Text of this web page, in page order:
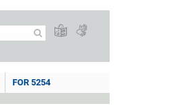
FOR 5254